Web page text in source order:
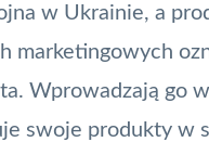
w Ukrainie, a
Wprowadzają go
swoje produkty w